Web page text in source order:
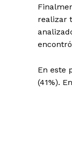
realizar
En este
(41%).